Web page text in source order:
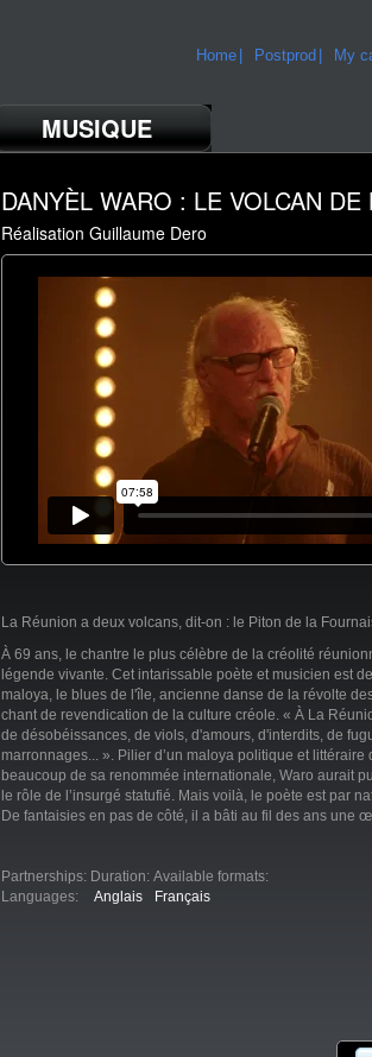
Home Postprod My
MUSIQUE
DANYÈL WARO : LE VOLCAN
Réalisation Guillaume Dero
La Réunion a deux volcans, dit-on : le Piton de la
À 69 ans, le chantre le plus célèbre de la créolité
légende vivante. Cet intarissable poète et musicien est
maloya, le blues de l'île, ancienne danse de la révolte
chant de revendication de la culture créole. « À La
de désobéissances, de viols, d'amours, d'interdits, de
marronnages... ». Pilier d’un maloya politique et littéraire
beaucoup de sa renommée internationale, Waro aurait
le rôle de l’insurgé statufié. Mais voilà, le poète est par
De fantaisies en pas de côté, il a bâti au fil des ans une
Partnerships: Duration: Available formats:
Languages:
Anglais Français